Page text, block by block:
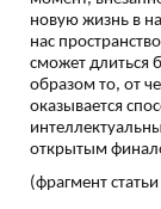
новую жизнь в
нас
сможет длиться
образом то, от
оказывается
открытым
(фрагмент